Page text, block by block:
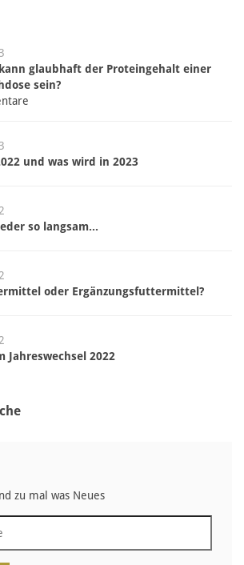
glaubhaft der Proteingehalt einer
sein?
und was wird in 2023
so langsam...
oder Ergänzungsfuttermittel?
Jahreswechsel 2022
zu mal was Neues